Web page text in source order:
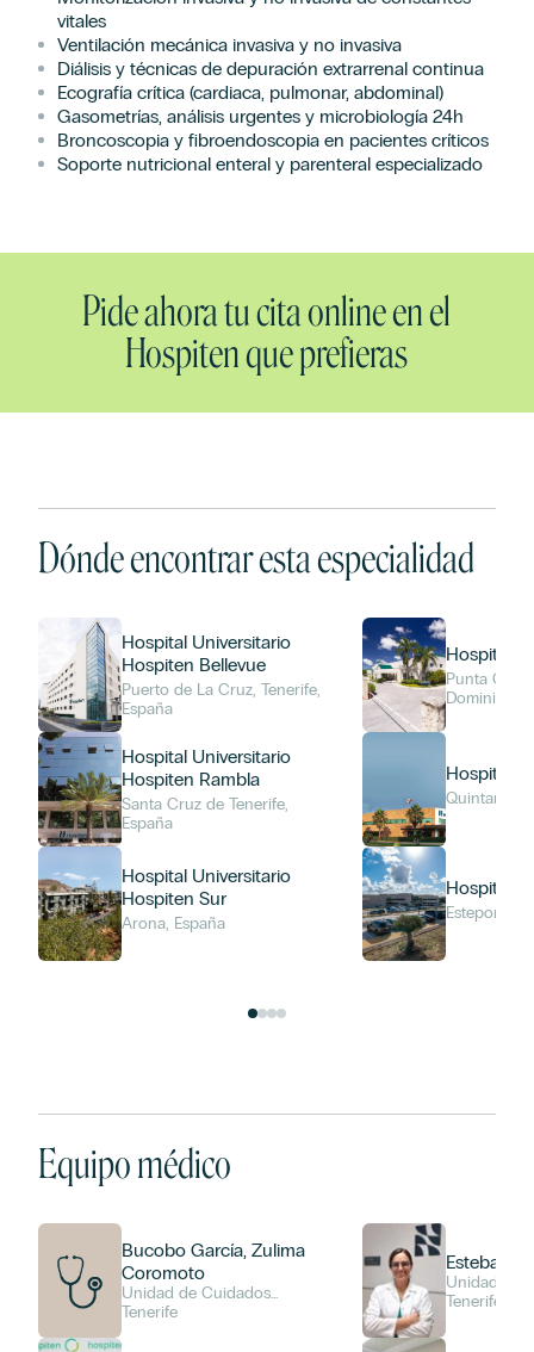
vitales
Ventilación mecánica invasiva y no invasiva
Diálisis y técnicas de depuración extrarrenal continua
Ecografía crítica (cardiaca, pulmonar, abdominal)
Gasometrías, análisis urgentes y microbiología 24h
Broncoscopia y fibroendoscopia en pacientes críticos
Soporte nutricional enteral y parenteral especializado
Pide ahora tu cita online en el
Hospiten que prefieras
Dónde encontrar esta especialidad
Hospital Universitario
Hospiten Bellevue
Puerto de La Cruz, Tenerife,
España
Hospital Universitario
Hospiten Rambla
Santa Cruz de Tenerife,
España
Hospital Universitario
Hospiten Sur
Arona, España
Hospiten
Punta
Dominicana
Hospiten
Quintana
Hospiten
Estepona,
Equipo médico
Bucobo García, Zulima
Coromoto
Unidad de Cuidados
Intensivos (UCI)
Tenerife
Esteban
Unidad de
Intensivos
Tenerife